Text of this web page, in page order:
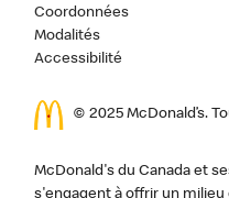
Coordonnées
Modalités
Accessibilité
© 2025 McDonald’s.
McDonald's du Canada et
s'engagent à offrir un